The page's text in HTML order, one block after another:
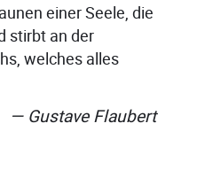
einer Seele, die
stirbt an der
welches alles
Gustave Flaubert